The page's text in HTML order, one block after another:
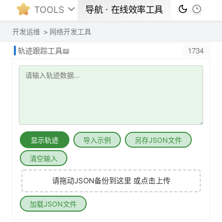
TOOLS 导航ㆍ在线效率工具
开发运维 网络开发工具
轨迹跟踪工具📖 1734
显示轨迹 导入示例 另存JSON文件
清空输入
请拖动JSON备份到这里 或点击上传
加载JSON文件